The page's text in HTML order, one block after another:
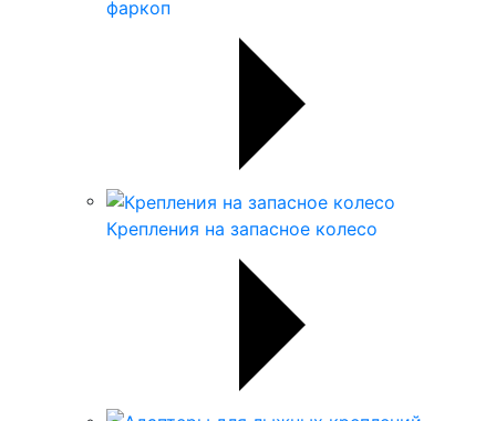
фаркоп
Крепления на запасное колесо